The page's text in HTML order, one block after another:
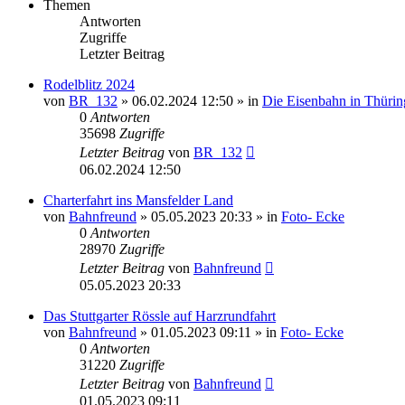
Themen
Antworten
Zugriffe
Letzter Beitrag
Rodelblitz 2024
von BR_132 » 06.02.2024 12:50 » in Die Eisenbahn in
0 Antworten
35698 Zugriffe
Letzter Beitrag von BR_132
06.02.2024 12:50
Charterfahrt ins Mansfelder Land
von Bahnfreund » 05.05.2023 20:33 » in Foto- Ecke
0 Antworten
28970 Zugriffe
Letzter Beitrag von Bahnfreund
05.05.2023 20:33
Das Stuttgarter Rössle auf Harzrundfahrt
von Bahnfreund » 01.05.2023 09:11 » in Foto- Ecke
0 Antworten
31220 Zugriffe
Letzter Beitrag von Bahnfreund
01.05.2023 09:11